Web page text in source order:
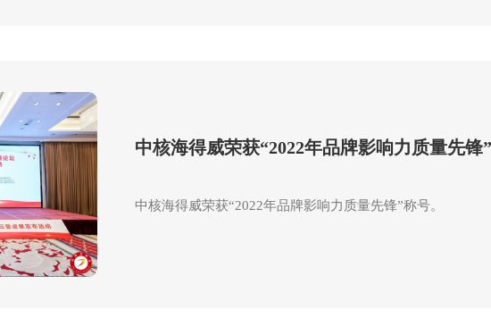
中核海得威荣获“2022年品牌影响力质量先锋
中核海得威荣获“2022年品牌影响力质量先锋”称号。